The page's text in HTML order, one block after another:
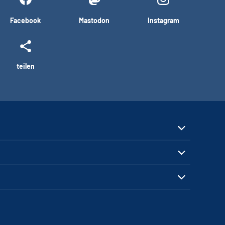
Facebook Mastodon Instagram
teilen